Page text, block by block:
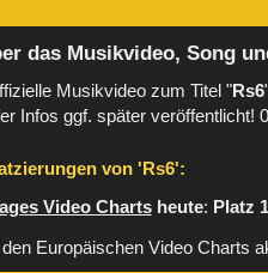
das Musikvideo, Song
Musikvideo zum Titel "Rs6
Infos ggf. später veröffentlicht!
von 'Rs6':
Video Charts heute: Platz
Europäischen Video Charts